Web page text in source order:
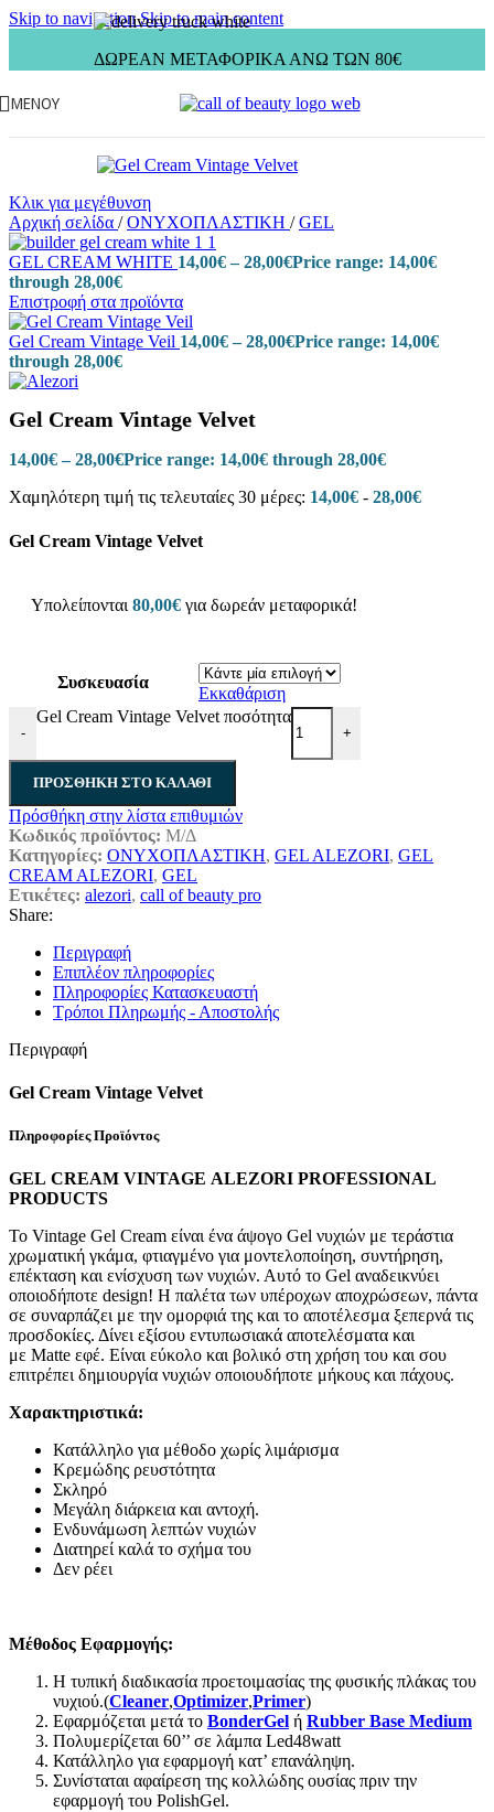
Skip to navigationSkip to main content
ΔΩΡΕΑΝ ΜΕΤΑΦΟΡΙΚΑ ΑΝΩ ΤΩΝ 80€
ΜΕΝΟΎ
Κλικ για μεγέθυνση
Αρχική σελίδα / ΟΝΥΧΟΠΛΑΣΤΙΚΗ / GEL
GEL CREAM WHITE 14,00€ – 28,00€Price range: 14,00€
through 28,00€
Επιστροφή στα προϊόντα
Gel Cream Vintage Veil 14,00€ – 28,00€Price range: 14,00€
through 28,00€
Gel Cream Vintage Velvet
14,00€ – 28,00€Price range: 14,00€ through 28,00€
Χαμηλότερη τιμή τις τελευταίες 30 μέρες: 14,00€ - 28,00€
Gel Cream Vintage Velvet
Υπολείπονται 80,00€ για δωρεάν μεταφορικά!
Συσκευασία
Εκκαθάριση
-
Gel Cream Vintage Velvet ποσότητα
+
ΠΡΟΣΘΉΚΗ ΣΤΟ ΚΑΛΆΘΙ
Πρόσθήκη στην λίστα επιθυμιών
Κωδικός προϊόντος: Μ/Δ
Κατηγορίες: ΟΝΥΧΟΠΛΑΣΤΙΚΗ, GEL ALEZORI, GEL
CREAM ALEZORI, GEL
Ετικέτες: alezori, call of beauty pro
Share:
Περιγραφή
Επιπλέον πληροφορίες
Πληροφορίες Κατασκευαστή
Τρόποι Πληρωμής - Αποστολής
Περιγραφή
Gel Cream Vintage Velvet
Πληροφορίες Προϊόντος
GEL CREAM VINTAGE ALEZORI PROFESSIONAL
PRODUCTS
Το Vintage Gel Cream είναι ένα άψογο Gel νυχιών με τεράστια
χρωματική γκάμα, φτιαγμένο για μοντελοποίηση, συντήρηση,
επέκταση και ενίσχυση των νυχιών. Αυτό το Gel αναδεικνύει
οποιοδήποτε design! Η παλέτα των υπέροχων αποχρώσεων, πάντα
σε συναρπάζει με την ομορφιά της και το αποτέλεσμα ξεπερνά τις
προσδοκίες. Δίνει εξίσου εντυπωσιακά αποτελέσματα και
με Matte εφέ. Είναι εύκολο και βολικό στη χρήση του και σου
επιτρέπει δημιουργία νυχιών οποιουδήποτε μήκους και πάχους.
Χαρακτηριστικά:
Κατάλληλο για μέθοδο χωρίς λιμάρισμα
Κρεμώδης ρευστότητα
Σκληρό
Μεγάλη διάρκεια και αντοχή.
Ενδυνάμωση λεπτών νυχιών
Διατηρεί καλά το σχήμα του
Δεν ρέει
Μέθοδος Εφαρμογής:
Η τυπική διαδικασία προετοιμασίας της φυσικής πλάκας του
νυχιού.(Cleaner,Optimizer,Primer)
Εφαρμόζεται μετά το BonderGel ή Rubber Base Medium
Πολυμερίζεται 60’’ σε λάμπα Led48watt
Κατάλληλο για εφαρμογή κατ’ επανάληψη.
Συνίσταται αφαίρεση της κολλώδης ουσίας πριν την
εφαρμογή του PolishGel.